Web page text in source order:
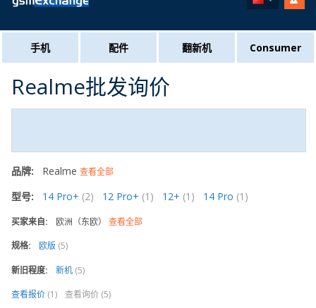
手机 配件 翻新机 Consumer
Realme批发询价
品牌: Realme 查看全部
型号: 14 Pro+ (2) 12 Pro+ (1) 12+ (1) 14 Pro (1)
买家来自: 欧洲（东欧） 查看全部
规格:
欧版 (5)
新旧程度: 新机 (5)
查看报价 (1) 查看询价 (5)